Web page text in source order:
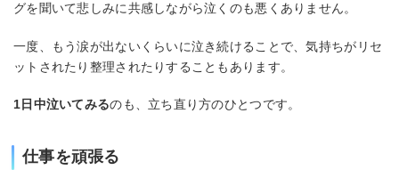
グを聞いて悲しみに共感しながら泣くのも悪くありません。
一度、もう涙が出ないくらいに泣き続けることで、気持ちがリセ
ットされたり整理されたりすることもあります。
1日中泣いてみるのも、立ち直り方のひとつです。
仕事を頑張る